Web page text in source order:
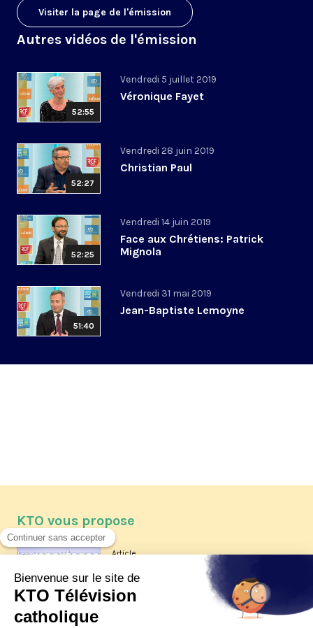
Visiter la page de l'émission
Autres vidéos de l'émission
52:55
Vendredi 5 juillet 2019
Véronique Fayet
52:27
Vendredi 28 juin 2019
Christian Paul
52:25
Vendredi 14 juin 2019
Face aux Chrétiens: Patrick
Mignola
51:40
Vendredi 31 mai 2019
Jean-Baptiste Lemoyne
KTO vous propose
Article
Les reportages d'été 2026 de KTO